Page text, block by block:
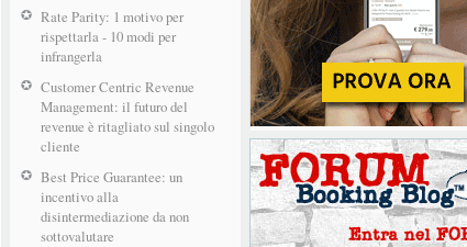
Rate Parity: 1 motivo per
rispettarla - 10 modi per
infrangerla
Customer Centric Revenue
Management: il futuro del
revenue è ritagliato sul singolo
cliente
Best Price Guarantee: un
incentivo alla
disintermediazione da non
sottovalutare